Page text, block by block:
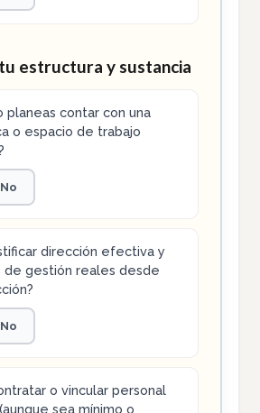
estructura y sustancia
planeas contar con una
o espacio de trabajo
No
dirección efectiva y
de gestión reales desde
No
o vincular personal
sea mínimo o